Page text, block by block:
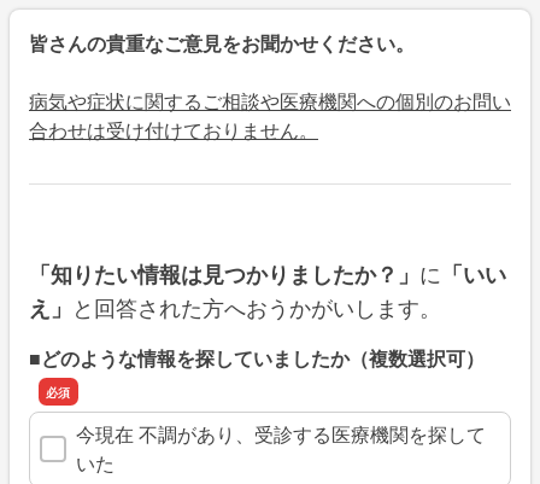
皆さんの貴重なご意見をお聞かせください。
病気や症状に関するご相談や医療機関への個別のお問い
合わせは受け付けておりません。
「知りたい情報は見つかりましたか？」 に 「いい
え」 と回答された方へおうかがいします。
■どのような情報を探していましたか（複数選択可）
今現在 不調があり、受診する医療機関を探して
いた